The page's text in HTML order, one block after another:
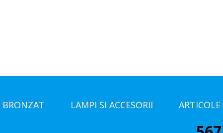
BRONZAT LAMPI SI ACCESORII ARTICOLE